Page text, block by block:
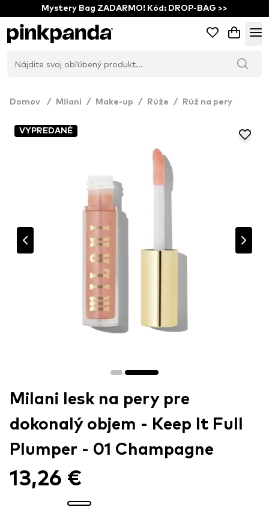
Mystery Bag ZADARMO! Kód: DROP-BAG >>
Domov / Milani / Make-up / Rúže / Rúž na pery
VYPREDANÉ
Milani lesk na pery pre
dokonalý objem - Keep It Full
Plumper - 01 Champagne
13,26 €